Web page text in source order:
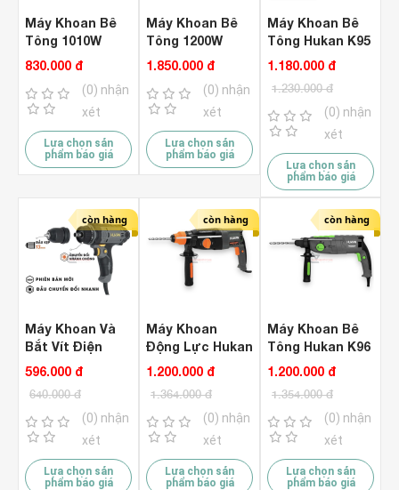
Máy Khoan Bê
Tông 1010W
Nagatomo GK-
830.000 đ
(0) nhận
xét
Lựa chọn sản
phẩm báo giá
Máy Khoan Bê
Tông 1200W
Hukan G3-K99
1.850.000 đ
(0) nhận
xét
Lựa chọn sản
phẩm báo giá
Máy Khoan Bê
Tông Hukan K95
( 3 Chức Năng
1.180.000 đ
1.230.000 đ
(0) nhận
xét
Lựa chọn sản
phẩm báo giá
còn hàng
Máy Khoan Và
Bắt Vít Điện
Hukan G2-
Trong 1 )
596.000 đ
640.000 đ
(0) nhận
xét
Lựa chọn sản
phẩm báo giá
còn hàng
Máy Khoan
Động Lực Hukan
K96 ( 3 Chức
1.200.000 đ
1.364.000 đ
(0) nhận
xét
Lựa chọn sản
phẩm báo giá
còn hàng
Máy Khoan Bê
Tông Hukan K96
( 3 Chức Năng )
1.200.000 đ
1.354.000 đ
(0) nhận
xét
Lựa chọn sản
phẩm báo giá